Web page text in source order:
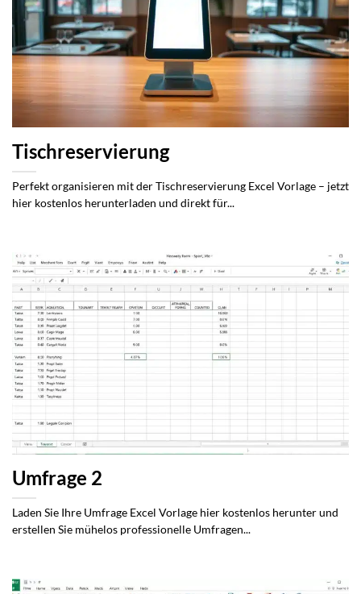
Tischreservierung
Perfekt organisieren mit der Tischreservierung Excel Vorlage – jetzt
hier kostenlos herunterladen und direkt für...
Umfrage 2
Laden Sie Ihre Umfrage Excel Vorlage hier kostenlos herunter und
erstellen Sie mühelos professionelle Umfragen...